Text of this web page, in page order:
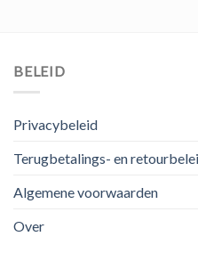
BELEID
Privacybeleid
Terugbetalings- en
Algemene voorwaarden
Over